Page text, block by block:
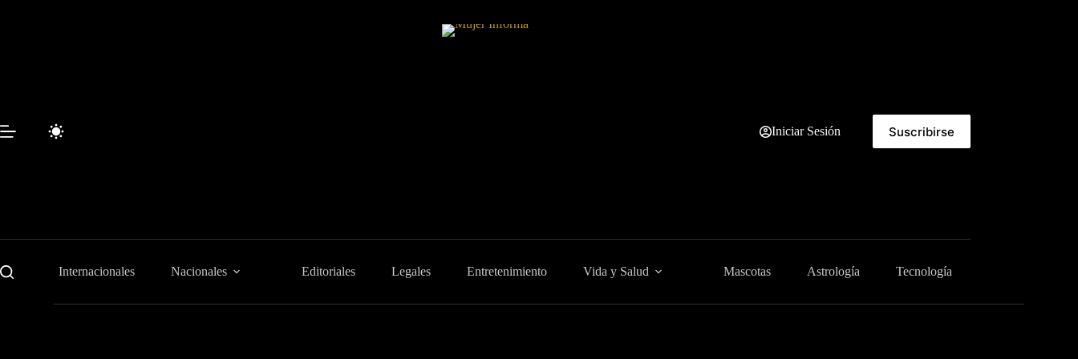
Iniciar Sesión Suscribirse
Internacionales Nacionales Editoriales Legales Entretenimiento Vida y Salud Mascotas Astrología Tecnología